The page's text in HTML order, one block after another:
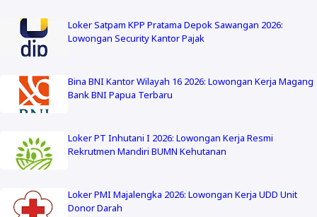
Loker Satpam KPP Pratama Depok Sawangan 2026:
Lowongan Security Kantor Pajak
Bina BNI Kantor Wilayah 16 2026: Lowongan Kerja Magang
Bank BNI Papua Terbaru
Loker PT Inhutani I 2026: Lowongan Kerja Resmi
Rekrutmen Mandiri BUMN Kehutanan
Loker PMI Majalengka 2026: Lowongan Kerja UDD Unit
Donor Darah